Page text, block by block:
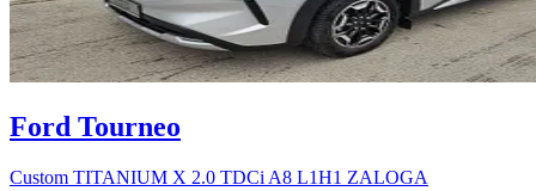
Ford Tourneo
Custom TITANIUM X 2.0 TDCi A8 L1H1 ZALOGA